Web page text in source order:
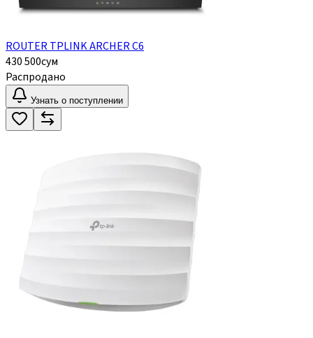
ROUTER TPLINK ARCHER C6
430 500сум
Распродано
Узнать о поступлении